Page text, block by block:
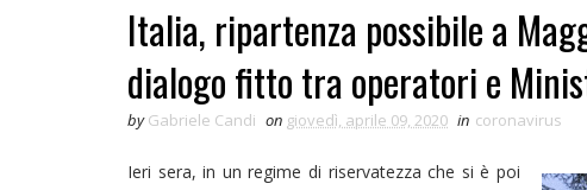
Italia, ripartenza possibile a
dialogo fitto tra operatori e
by Gabriele Candi on giovedì, aprile 09, 2020 in coronavirus
Ieri sera, in un regime di riservatezza che si è poi